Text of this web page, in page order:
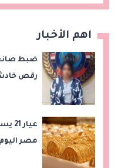
اهم الأخبار
ضبط
رقص
مصر اليوم